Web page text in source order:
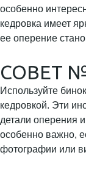
особенно
кедровка имеет
ее оперение
СОВЕТ
Используйте
кедровкой. Эти
детали оперения
особенно важно,
фотографии или